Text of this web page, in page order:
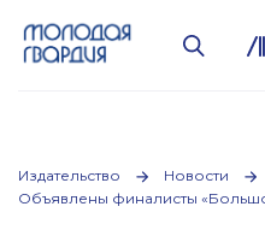
Издательство
Новости
Объявлены финалисты